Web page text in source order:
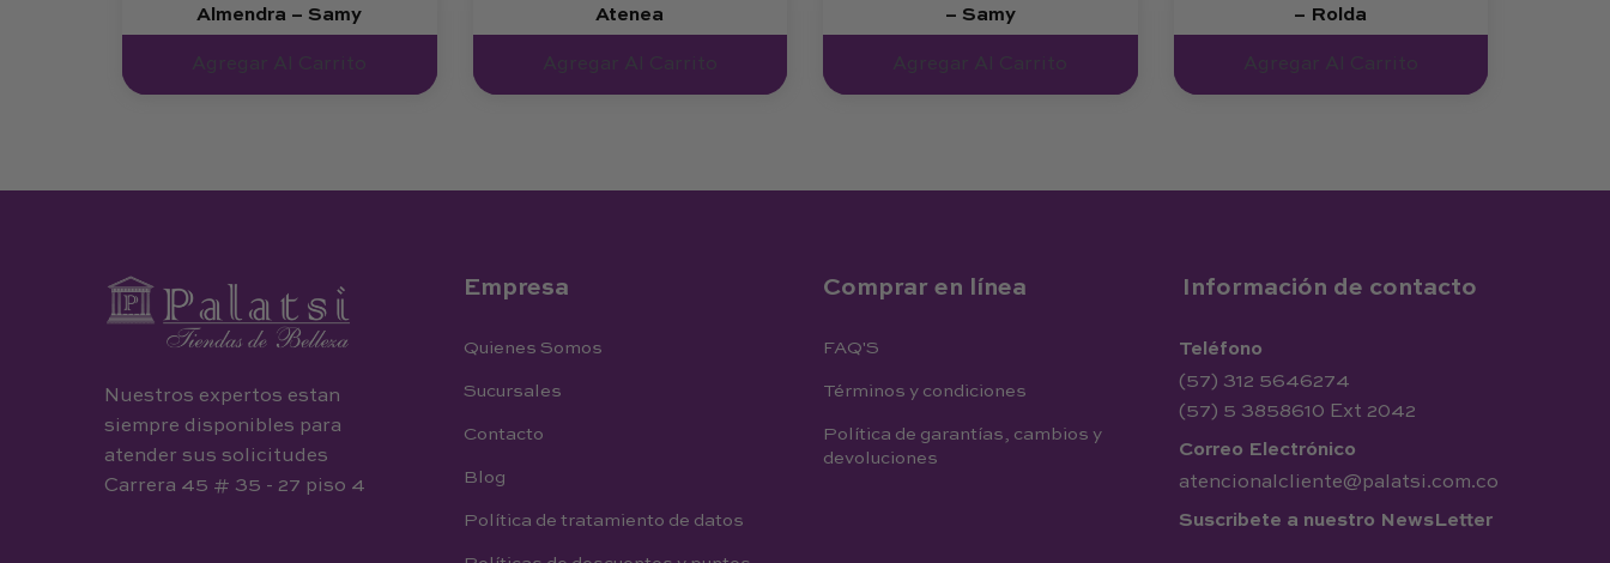
Almendra – Samy
Agregar Al Carrito
Atenea
Agregar Al Carrito
– Samy
Agregar Al Carrito
– Rolda
Agregar Al Carrito
Nuestros expertos estan
siempre disponibles para
atender sus solicitudes
Carrera 45 # 35 - 27 piso 4
Empresa
Quienes Somos
Sucursales
Contacto
Blog
Política de tratamiento de datos
Comprar en línea
FAQ'S
Términos y condiciones
Política de garantías, cambios y
devoluciones
Información de contacto
Teléfono
(57) 312 5646274
(57) 5 3858610 Ext 2042
Correo Electrónico
atencionalcliente@palatsi.com.co
Suscribete a nuestro NewsLetter